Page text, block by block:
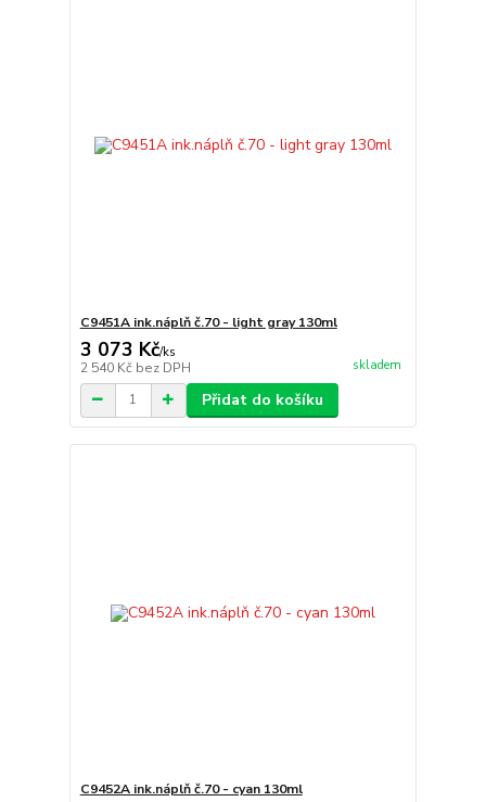
C9451A ink.náplň č.70 - light gray 130ml
3 073 Kč/ks
2 540 Kč bez DPH skladem
Přidat do košíku
C9452A ink.náplň č.70 - cyan 130ml